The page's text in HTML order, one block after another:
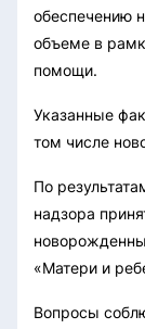
обеспечению
объеме в
помощи.
Указанные
том числе
По
надзора
«Матери и
Вопросы